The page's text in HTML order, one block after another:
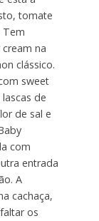
tomate
Tem
na
clássico.
sweet
de
de sal e
com
entrada
A
cachaça,
os